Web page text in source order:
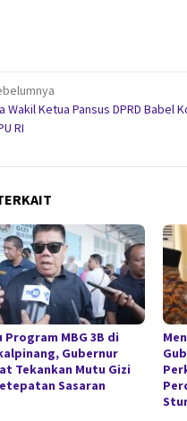
Wakil Ketua Pansus DPRD Babel
RI
Program MBG 3B di
Gubernur
Tekankan Mutu Gizi
Sasaran